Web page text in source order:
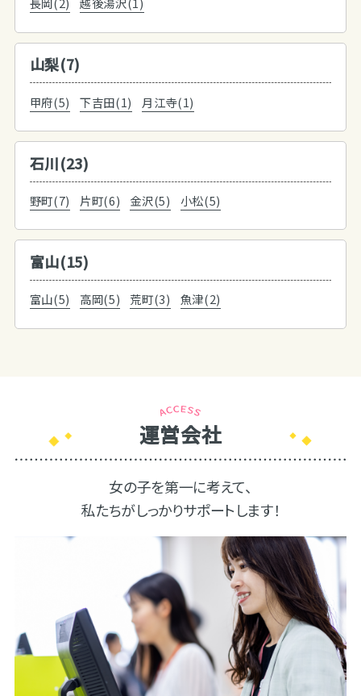
山梨(7)
甲府(5) 下吉田(1) 月江寺(1)
石川(23)
野町(7) 片町(6) 金沢(5) 小松(5)
富山(15)
富山(5) 高岡(5) 荒町(3) 魚津(2)
運営会社
女の子を第一に考えて、
私たちがしっかりサポートします！